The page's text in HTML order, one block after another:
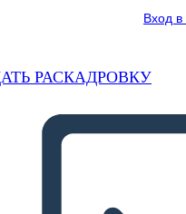
Вход
РАСКАДРОВКУ